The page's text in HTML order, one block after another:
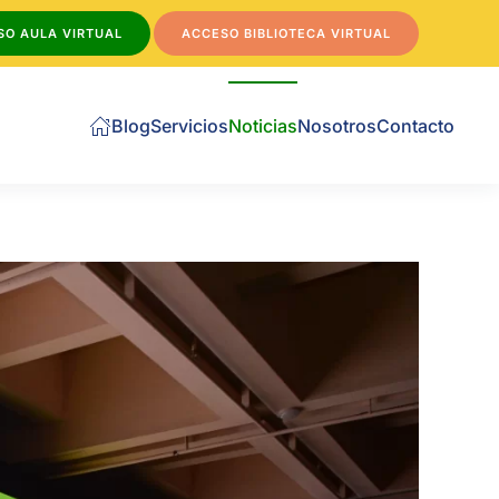
AULA VIRTUAL ACCESO BIBLIOTECA VIRTUAL
BlogServiciosNoticiasNosotrosContacto